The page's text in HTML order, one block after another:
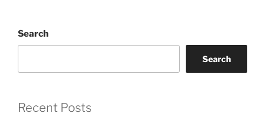
Search
Search
Recent Posts